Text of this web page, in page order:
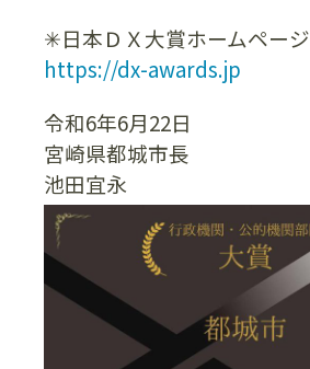
✳︎日本ＤＸ大賞ホームページ
https://dx-awards.jp
令和6年6月22日
宮崎県都城市長
池田宜永